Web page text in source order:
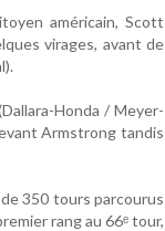
américain, Scott
virages, avant de
Honda / Meyer-
Armstrong tandis
350 tours parcourus
rang au 66ᵉ tour,